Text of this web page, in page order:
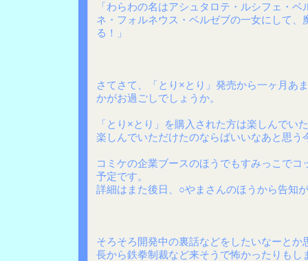
「わらわの名はアシュタロテ・ルシフェ・
ネ・フォルネウス・ベルゼブの一女にして、
る！」
さてさて、「とり×とり」発売から一ヶ月あ
かがお過ごしでしょうか。
「とり×とり」を購入された方は楽しんでい
楽しんでいただけたのならばいいなあと思う
コミケの企業ブースのほうでもすみっこで
予定です。
詳細はまた後日、○やまさんのほうから告知
そろそろ開発中の裏話などをしたいなーとか
長から鉄拳制裁など来そうで怖かったりもし